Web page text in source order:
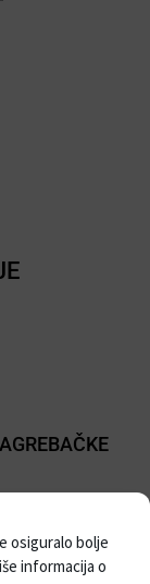
osiguralo bolje
informacija o